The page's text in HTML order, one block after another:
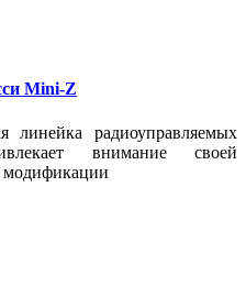
Mini-Z
радиоуправляемых
внимание своей
модификации